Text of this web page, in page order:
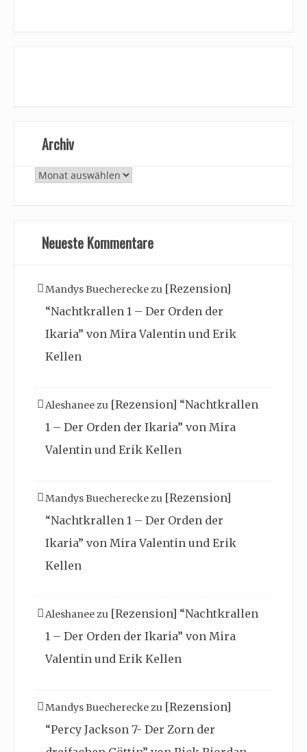
Archiv
Archiv
Neueste Kommentare
Mandys Buechereckezu [Rezension]
“Nachtkrallen 1 – Der Orden der
Ikaria” von Mira Valentin und Erik
Kellen
Aleshaneezu [Rezension] “Nachtkrallen
1 – Der Orden der Ikaria” von Mira
Valentin und Erik Kellen
Mandys Buechereckezu [Rezension]
“Nachtkrallen 1 – Der Orden der
Ikaria” von Mira Valentin und Erik
Kellen
Aleshaneezu [Rezension] “Nachtkrallen
1 – Der Orden der Ikaria” von Mira
Valentin und Erik Kellen
Mandys Buechereckezu [Rezension]
“Percy Jackson 7- Der Zorn der